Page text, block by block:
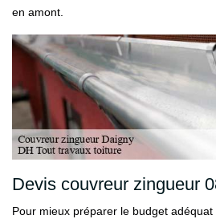
en amont.
Devis couvreur zingueur
Pour mieux préparer le budget